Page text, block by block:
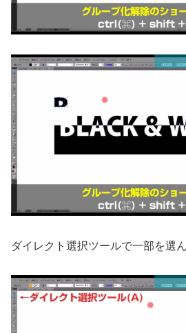
ダイレクト選択ツールで一部を選